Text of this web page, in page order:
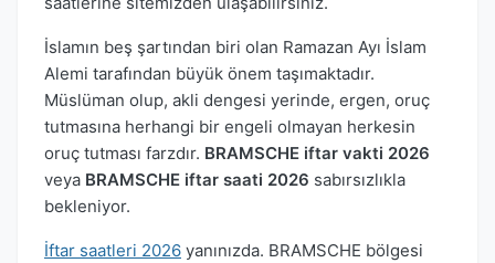
İslamın beş şartından biri olan Ramazan Ayı İslam
Alemi tarafından büyük önem taşımaktadır.
Müslüman olup, akli dengesi yerinde, ergen, oruç
tutmasına herhangi bir engeli olmayan herkesin
oruç tutması farzdır. BRAMSCHE iftar vakti 2026
veya BRAMSCHE iftar saati 2026 sabırsızlıkla
bekleniyor.
İftar saatleri 2026 yanınızda. BRAMSCHE bölgesi